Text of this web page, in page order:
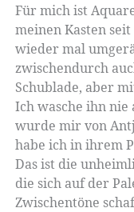
Für mich ist
meinen Kasten
wieder mal
zwischendurch
Schublade, aber
Ich wasche ihn nie
wurde mir von
habe ich in ihrem
Das ist die
die sich auf der
Zwischentöne